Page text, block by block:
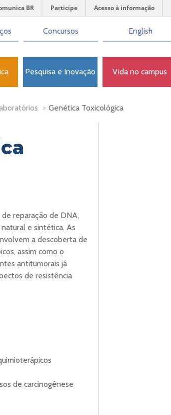
BR Participe Acesso à informação
Concursos English
Pesquisa e Inovação Vida no campus
> Genética Toxicológica
reparação de DNA,
e sintética. As
a descoberta de
assim como o
antitumorais já
de resistência
de carcinogênese